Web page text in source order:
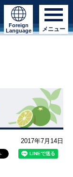
Foreign
Language
メニュー
2017年7月14日